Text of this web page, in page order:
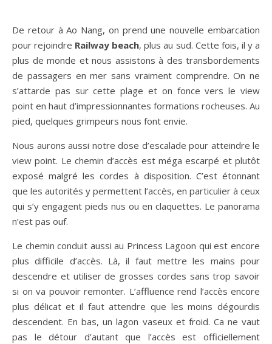
De retour à Ao Nang, on prend une nouvelle embarcation
pour rejoindre Railway beach, plus au sud. Cette fois, il y a
plus de monde et nous assistons à des transbordements
de passagers en mer sans vraiment comprendre. On ne
s’attarde pas sur cette plage et on fonce vers le view
point en haut d’impressionnantes formations rocheuses. Au
pied, quelques grimpeurs nous font envie.
Nous aurons aussi notre dose d’escalade pour atteindre le
view point. Le chemin d’accès est méga escarpé et plutôt
exposé malgré les cordes à disposition. C’est étonnant
que les autorités y permettent l’accès, en particulier à ceux
qui s’y engagent pieds nus ou en claquettes. Le panorama
n’est pas ouf.
Le chemin conduit aussi au Princess Lagoon qui est encore
plus difficile d’accès. Là, il faut mettre les mains pour
descendre et utiliser de grosses cordes sans trop savoir
si on va pouvoir remonter. L’affluence rend l’accès encore
plus délicat et il faut attendre que les moins dégourdis
descendent. En bas, un lagon vaseux et froid. Ca ne vaut
pas le détour d’autant que l’accès est officiellement